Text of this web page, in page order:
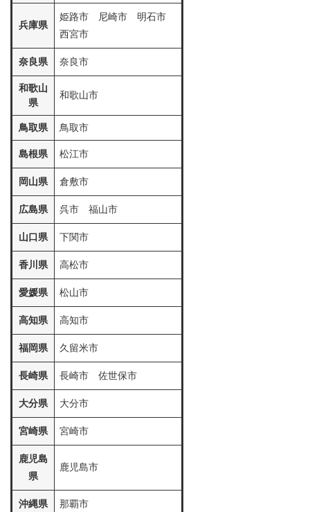
兵庫県
姫路市 尼崎市 明石市
西宮市
奈良県 奈良市
和歌山
県
和歌山市
鳥取県 鳥取市
島根県 松江市
岡山県 倉敷市
広島県 呉市 福山市
山口県 下関市
香川県 高松市
愛媛県 松山市
高知県 高知市
福岡県 久留米市
長崎県 長崎市 佐世保市
大分県 大分市
宮崎県 宮崎市
鹿児島
県
鹿児島市
沖縄県 那覇市